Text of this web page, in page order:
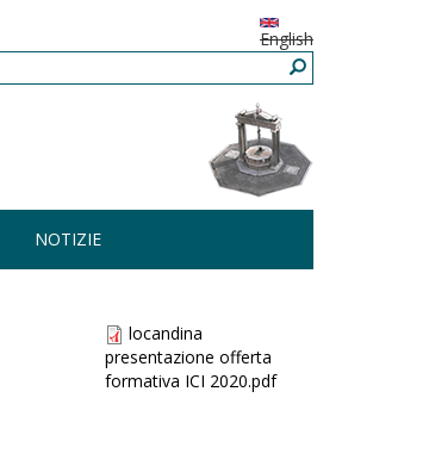
English
NOTIZIE
locandina
presentazione offerta
formativa ICI 2020.pdf